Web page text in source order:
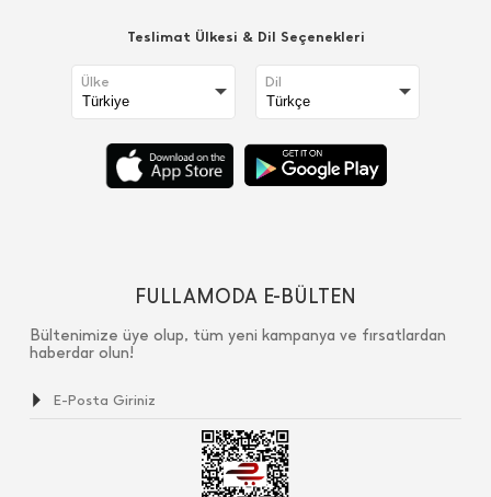
Teslimat Ülkesi & Dil Seçenekleri
Ülke Dil
FULLAMODA E-BÜLTEN
Bültenimize üye olup, tüm yeni kampanya ve fırsatlardan
haberdar olun!